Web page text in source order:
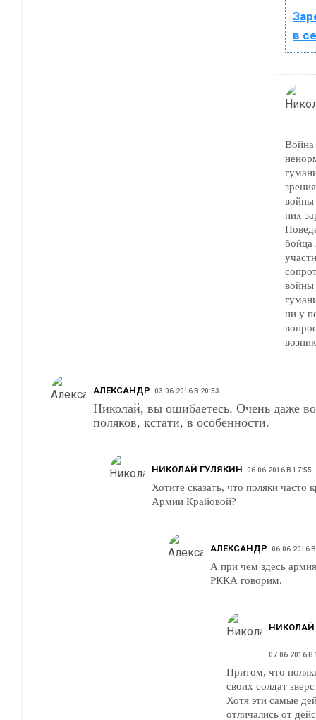
в
Война
войны
них
бойца
войны
ни у
АЛЕКСАНДР 03.06.2016 В 20:53
Николай, вы ошибаетесь. Очень даже возникают. У
поляков, кстати, в особенности.
НИКОЛАЙ ГУЛЯКИН 06.06.2016 В 17:55
Хотите сказать, что поляки часто
Армии Крайовой?
АЛЕКСАНДР 06.06.2016
А при чем здесь
РККА говорим.
НИКОЛАЙ
07.06.2016 В
Притом, что
своих солдат
Хотя эти самые
отличались от